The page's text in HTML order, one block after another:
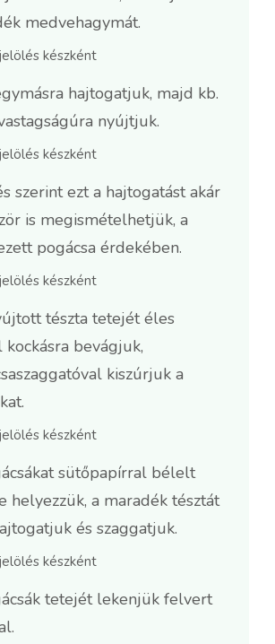
medvehagymát.
készként
hajtogatjuk, majd kb.
nyújtjuk.
készként
szerint ezt a hajtogatást akár
is megismételhetjük, a
pogácsa érdekében.
készként
tészta tetejét éles
kockásra bevágjuk,
kiszúrjuk a
készként
sütőpapírral bélelt
helyezzük, a maradék tésztát
és szaggatjuk.
készként
tetejét lekenjük felvert